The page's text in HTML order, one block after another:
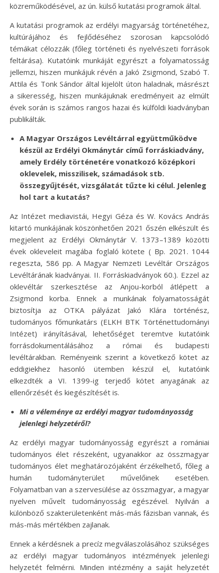
közreműködésével, az ún. külső kutatási programok által.
A kutatási programok az erdélyi magyarság történetéhez,
kultúrájához és fejlődéséhez szorosan kapcsolódó
témákat célozzák (főleg történeti és nyelvészeti források
feltárása). Kutatóink munkáját egyrészt a folyamatosság
jellemzi, hiszen munkájuk révén a Jakó Zsigmond, Szabó T.
Attila és Tonk Sándor által kijelölt úton haladnak, másrészt
a sikeresség, hiszen munkájuknak eredményeit az elmúlt
évek során is számos rangos hazai és külföldi kiadványban
publikálták.
A Magyar Országos Levéltárral együttműködve
készül az Erdélyi Okmánytár című forráskiadvány,
amely Erdély történetére vonatkozó középkori
oklevelek, misszilisek, számadások stb.
összegyűjtését, vizsgálatát tűzte ki célul. Jelenleg
hol tart a kutatás?
Az Intézet mediavistái, Hegyi Géza és W. Kovács András
kitartó munkájának köszönhetően 2021 őszén elkészült és
megjelent az Erdélyi Okmánytár V. 1373–1389 közötti
évek okleveleit magába foglaló kötete ( Bp. 2021. 1044
regeszta, 586 pp. A Magyar Nemzeti Levéltár Országos
Levéltárának kiadványai. II. Forráskiadványok 60.). Ezzel az
oklevéltár szerkesztése az Anjou-korból átlépett a
Zsigmond korba. Ennek a munkának folyamatosságát
biztosítja az OTKA pályázat Jakó Klára történész,
tudományos főmunkatárs (ELKH BTK Történettudományi
Intézet) irányításával, lehetőséget teremtve kutatóink
forrásdokumentálásához a római és budapesti
levéltárakban. Reményeink szerint a következő kötet az
eddigiekhez hasonló ütemben készül el, kutatóink
elkezdték a VI. 1399-ig terjedő kötet anyagának az
ellenőrzését és kiegészítését is.
Mi a véleménye az erdélyi magyar tudományosság
jelenlegi helyzetéről?
Az erdélyi magyar tudományosság egyrészt a romániai
tudományos élet részeként, ugyanakkor az összmagyar
tudományos élet meghatározójaként érzékelhető, főleg a
humán tudományterület művelőinek esetében.
Folyamatban van a szervesülése az összmagyar, a magyar
nyelven művelt tudományosság egészével. Nyilván a
különböző szakterületenként más-más fázisban vannak, és
más-más mértékben zajlanak.
Ennek a kérdésnek a precíz megválaszolásához szükséges
az erdélyi magyar tudományos intézmények jelenlegi
helyzetét felmérni. Minden intézmény a saját helyzetét